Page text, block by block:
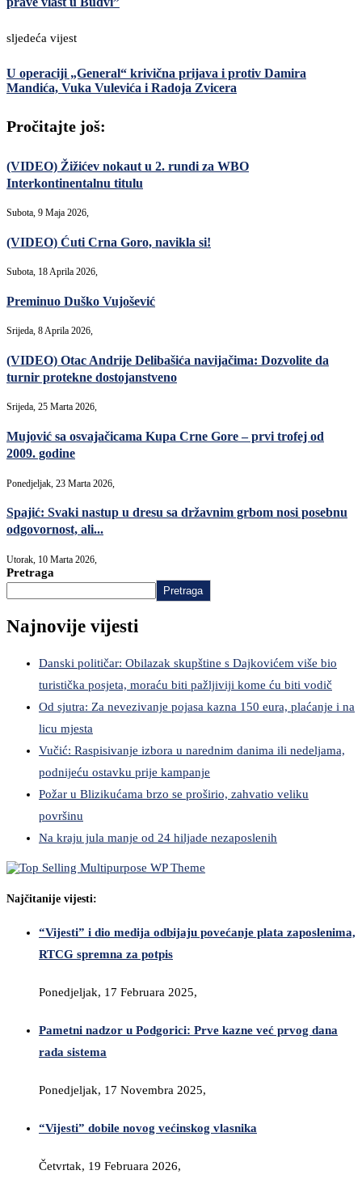
sljedeća vijest
U operaciji „General“ krivična prijava i protiv Damira
Mandića, Vuka Vulevića i Radoja Zvicera
Pročitajte još:
(VIDEO) Žižićev nokaut u 2. rundi za WBO
Interkontinentalnu titulu
Subota, 9 Maja 2026,
(VIDEO) Ćuti Crna Goro, navikla si!
Subota, 18 Aprila 2026,
Preminuo Duško Vujošević
Srijeda, 8 Aprila 2026,
(VIDEO) Otac Andrije Delibašića navijačima: Dozvolite da
turnir protekne dostojanstveno
Srijeda, 25 Marta 2026,
Mujović sa osvajačicama Kupa Crne Gore – prvi trofej od
2009. godine
Ponedjeljak, 23 Marta 2026,
Spajić: Svaki nastup u dresu sa državnim grbom nosi posebnu
odgovornost, ali...
Utorak, 10 Marta 2026,
Pretraga
Pretraga
Najnovije vijesti
Danski političar: Obilazak skupštine s Dajkovićem više bio
turistička posjeta, moraću biti pažljiviji kome ću biti vodič
Od sjutra: Za nevezivanje pojasa kazna 150 eura, plaćanje i na
licu mjesta
Vučić: Raspisivanje izbora u narednim danima ili nedeljama,
podnijeću ostavku prije kampanje
Požar u Blizikućama brzo se proširio, zahvatio veliku
površinu
Na kraju jula manje od 24 hiljade nezaposlenih
Najčitanije vijesti:
“Vijesti” i dio medija odbijaju povećanje plata zaposlenima,
RTCG spremna za potpis
Ponedjeljak, 17 Februara 2025,
Pametni nadzor u Podgorici: Prve kazne već prvog dana
rada sistema
Ponedjeljak, 17 Novembra 2025,
“Vijesti” dobile novog većinskog vlasnika
Četvrtak, 19 Februara 2026,